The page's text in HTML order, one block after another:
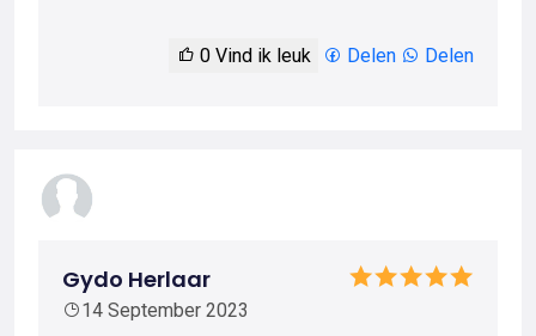
0 Vind ik leuk Delen Delen
Gydo Herlaar
14 September 2023